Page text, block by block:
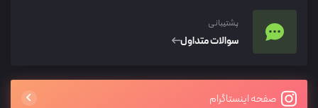
پشتیبانی
سوالات متداول
صفحه اینستاگرام